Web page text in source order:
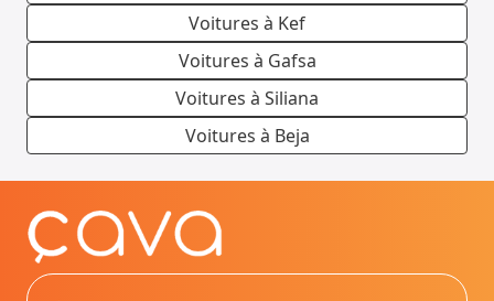
Voitures à Kef
Voitures à Gafsa
Voitures à Siliana
Voitures à Beja